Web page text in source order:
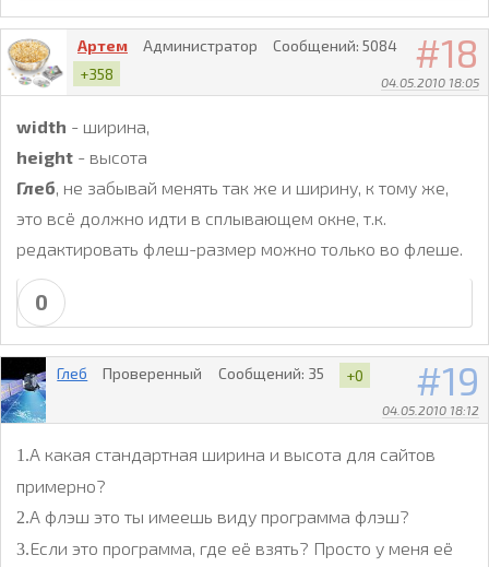
18
04.05.2010 18:05
Артем Администратор Сообщений: 5084
+358
width - ширина,
height - высота
Глеб, не забывай менять так же и ширину, к тому же,
это всё должно идти в сплывающем окне, т.к.
редактировать флеш-размер можно только во флеше.
0
19
04.05.2010 18:12
Глеб Проверенный Сообщений: 35 +0
1.А какая стандартная ширина и высота для сайтов
примерно?
2.А флэш это ты имеешь виду программа флэш?
3.Если это программа, где её взять? Просто у меня её